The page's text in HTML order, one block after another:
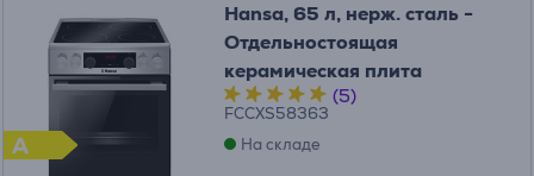
A
Hansa, 65 л, нерж. сталь -
Отдельностоящая
керамическая плита
(5)
FCCXS58363
На складе